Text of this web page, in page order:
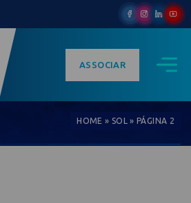
ASSOCIAR
HOME » SOL »PÁGINA 2